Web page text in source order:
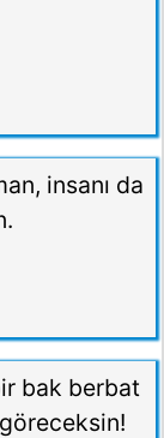
insanı da
bak berbat